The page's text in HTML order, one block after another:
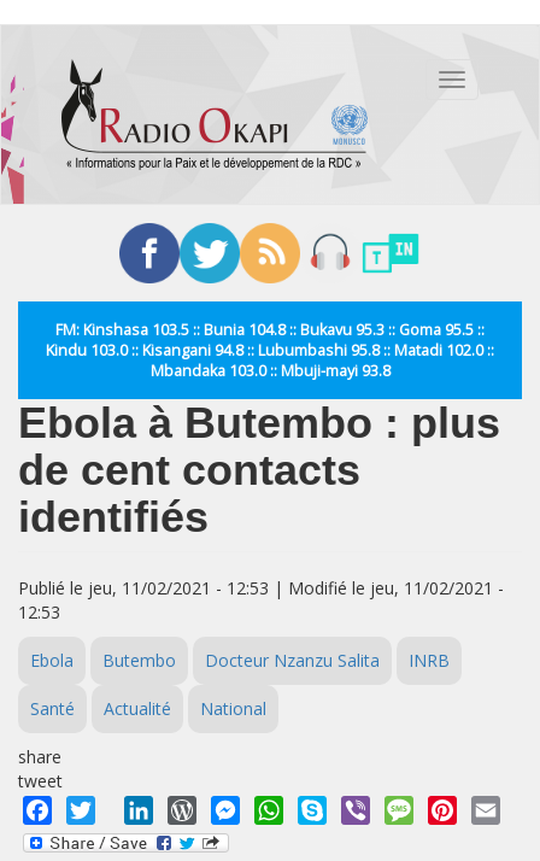
contenu
principal
Toggle
FM: Kinshasa 103.5 :: Bunia 104.8 :: Bukavu 95.3 :: Goma 95.5 ::
Kindu 103.0 :: Kisangani 94.8 :: Lubumbashi 95.8 :: Matadi 102.0 ::
Mbandaka 103.0 :: Mbuji-mayi 93.8
Ebola à Butembo : plus
de cent contacts
identifiés
Publié le jeu, 11/02/2021 - 12:53 | Modifié le jeu, 11/02/2021 -
12:53
Ebola Butembo Docteur Nzanzu Salita INRB
Santé Actualité National
share
tweet
Facebook
Twitter LinkedInWordPressMessengerWhatsApp
Skype Viber MessagePinterest